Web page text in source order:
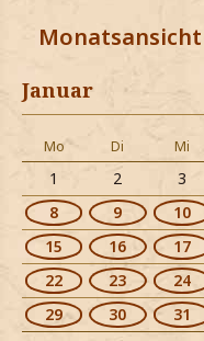
Jetzt Fanclub-
Monatsansicht
Januar
Mo Di Mi
1 2 3
8
9 10
15
16 17
22
23 24
29
30 31